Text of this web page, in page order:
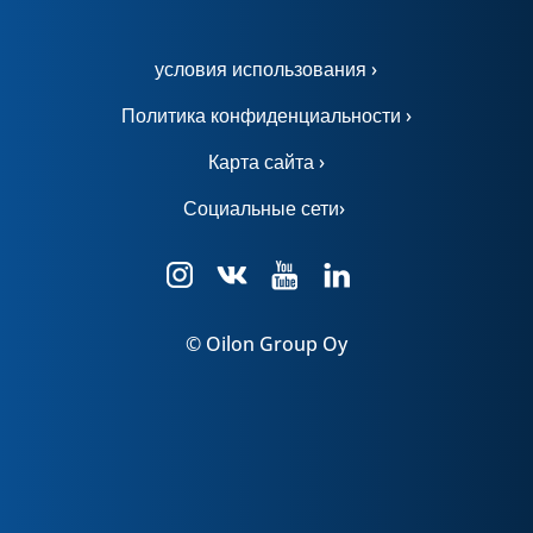
условия использования ›
Политика конфиденциальности ›
Карта сайта ›
Социальные сети›
© Oilon Group Oy